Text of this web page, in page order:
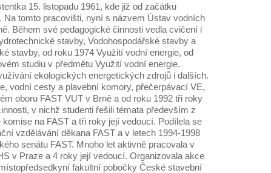
15. listopadu 1961, kde již od začátku
tomto pracovišti, nyní s názvem Ústav vodních
Během své pedagogické činnosti vedla cvičení i
stavby, Vodohospodářské stavby a
stavby, od roku 1974 Využití vodní energie, od
studiu v předmětu Využití vodní energie.
ekologických energetických zdrojů i dalších.
vodní cesty a plavební komory, přečerpávací VE,
oboru FAST VUT v Brně a od roku 1992 tři roky
v nichž studenti řešili témata především z
na FAST a tři roky její vedoucí. Podílela se
vzdělávání děkana FAST a v letech 1994-1998
senátu FAST. Mnoho let aktivně pracovala v
v Praze a 4 roky její vedoucí. Organizovala akce
fakultní pobočky České stavební